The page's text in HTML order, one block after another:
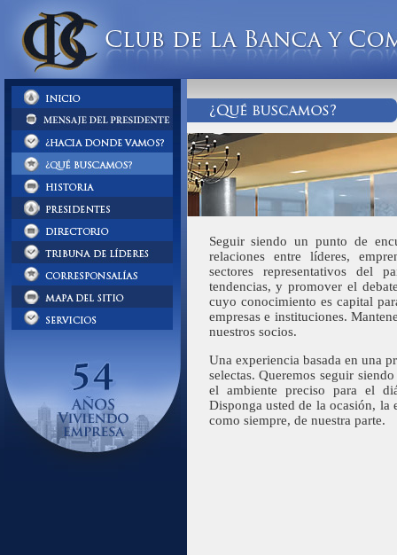
Seguir siendo un punto de
relaciones entre líderes,
sectores representativos del
tendencias, y promover el
cuyo conocimiento es capital
empresas e instituciones.
nuestros socios.
Una experiencia basada en una
selectas. Queremos seguir
el ambiente preciso para el
Disponga usted de la ocasión,
como siempre, de nuestra parte.